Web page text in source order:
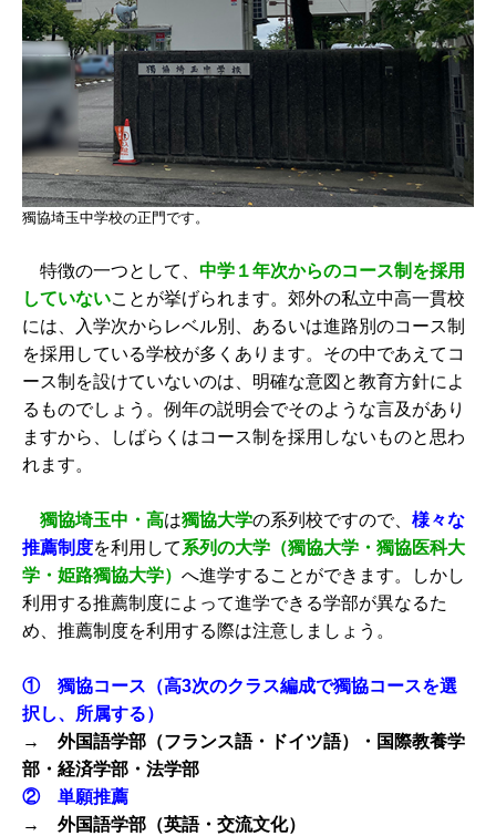
獨協埼玉中学校の正門です。
特徴の一つとして、 中学１年次からのコース制を採用
していないことが挙げられます。郊外の私立中高一貫校
には、入学次からレベル別、あるいは進路別のコース制
を採用している学校が多くあります。その中であえてコ
ース制を設けていないのは、明確な意図と教育方針によ
るものでしょう。例年の説明会でそのような言及があり
ますから、しばらくはコース制を採用しないものと思わ
れます。
獨協埼玉中・高は獨協大学の系列校ですので、 様々な
推薦制度を利用して系列の大学（獨協大学・獨協医科大
学・姫路獨協大学） へ進学することができます。しかし
利用する推薦制度によって進学できる学部が異なるた
め、推薦制度を利用する際は注意しましょう。
① 獨協コース（高3次のクラス編成で獨協コースを選
択し、所属する）
→ 外国語学部（フランス語・ドイツ語）・国際教養学
部・経済学部・法学部
② 単願推薦
→ 外国語学部（英語・交流文化）